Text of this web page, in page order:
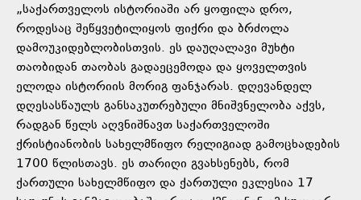
„საქართველოს ისტორიაში არ ყოფილა დრო,
როდესაც შეწყვეტილიყოს ფიქრი და ბრძოლა
დამოუკიდებლობისთვის. ეს დაუღალავი მუხტი
თაობიდან თაობას გადაეცემოდა და ყოველთვის
ელოდა ისტორიის მორიგ ფანჯარას. დღევანდელ
დღესასწაულს განსაკუთრებული მნიშვნელობა აქვს,
რადგან წელს აღვნიშნავთ საქართველოში
ქრისტიანობის სახელმწიფო რელიგიად გამოცხადების
1700 წლისთავს. ეს თარიღი გვახსენებს, რომ
ქართული სახელმწიფო და ქართული ეკლესია 17